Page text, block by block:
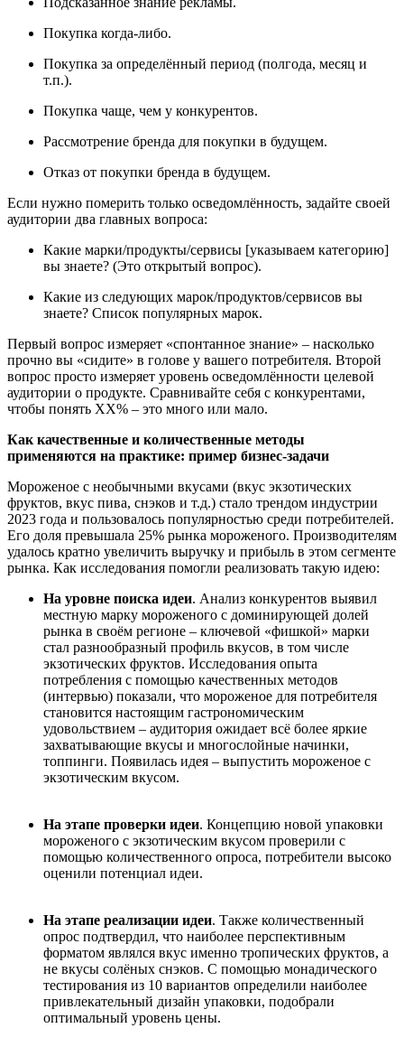
Покупка когда-либо.
Покупка за определённый период (полгода, месяц и
т.п.).
Покупка чаще, чем у конкурентов.
Рассмотрение бренда для покупки в будущем.
Отказ от покупки бренда в будущем.
Если нужно померить только осведомлённость, задайте своей
аудитории два главных вопроса:
Какие марки/продукты/сервисы [указываем категорию]
вы знаете? (Это открытый вопрос).
Какие из следующих марок/продуктов/сервисов вы
знаете? Список популярных марок.
Первый вопрос измеряет «спонтанное знание» ‒ насколько
прочно вы «сидите» в голове у вашего потребителя. Второй
вопрос просто измеряет уровень осведомлённости целевой
аудитории о продукте. Сравнивайте себя с конкурентами,
чтобы понять ХХ% ‒ это много или мало.
Как качественные и количественные методы
применяются на практике: пример бизнес-задачи
Мороженое с необычными вкусами (вкус экзотических
фруктов, вкус пива, снэков и т.д.) стало трендом индустрии
2023 года и пользовалось популярностью среди потребителей.
Его доля превышала 25% рынка мороженого. Производителям
удалось кратно увеличить выручку и прибыль в этом сегменте
рынка. Как исследования помогли реализовать такую идею:
На уровне поиска идеи. Анализ конкурентов выявил
местную марку мороженого с доминирующей долей
рынка в своём регионе – ключевой «фишкой» марки
стал разнообразный профиль вкусов, в том числе
экзотических фруктов. Исследования опыта
потребления с помощью качественных методов
(интервью) показали, что мороженое для потребителя
становится настоящим гастрономическим
удовольствием – аудитория ожидает всё более яркие
захватывающие вкусы и многослойные начинки,
топпинги. Появилась идея ‒ выпустить мороженое с
экзотическим вкусом.
На этапе проверки идеи. Концепцию новой упаковки
мороженого с экзотическим вкусом проверили с
помощью количественного опроса, потребители высоко
оценили потенциал идеи.
На этапе реализации идеи. Также количественный
опрос подтвердил, что наиболее перспективным
форматом являлся вкус именно тропических фруктов, а
не вкусы солёных снэков. С помощью монадического
тестирования из 10 вариантов определили наиболее
привлекательный дизайн упаковки, подобрали
оптимальный уровень цены.